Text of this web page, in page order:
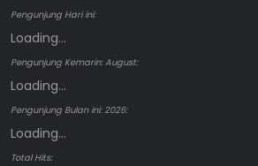
Pengunjung Hari ini:
Loading...
Pengunjung Kemarin: August:
Loading...
Pengunjung Bulan ini: 2026:
Loading...
Total Hits: